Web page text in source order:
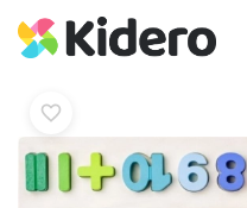
94,50 zł